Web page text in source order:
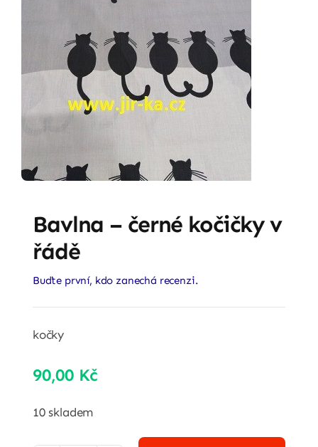
Bavlna – černé kočičky v
řádě
Buďte první, kdo zanechá recenzi.
kočky
90,00 Kč
10 skladem